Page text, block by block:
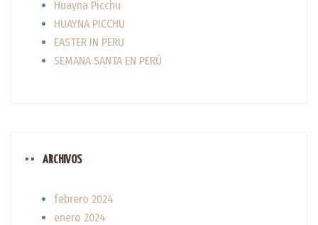
Huayna Picchu
HUAYNA PICCHU
EASTER IN PERU
SEMANA SANTA EN PERÚ
ARCHIVOS
febrero 2024
enero 2024